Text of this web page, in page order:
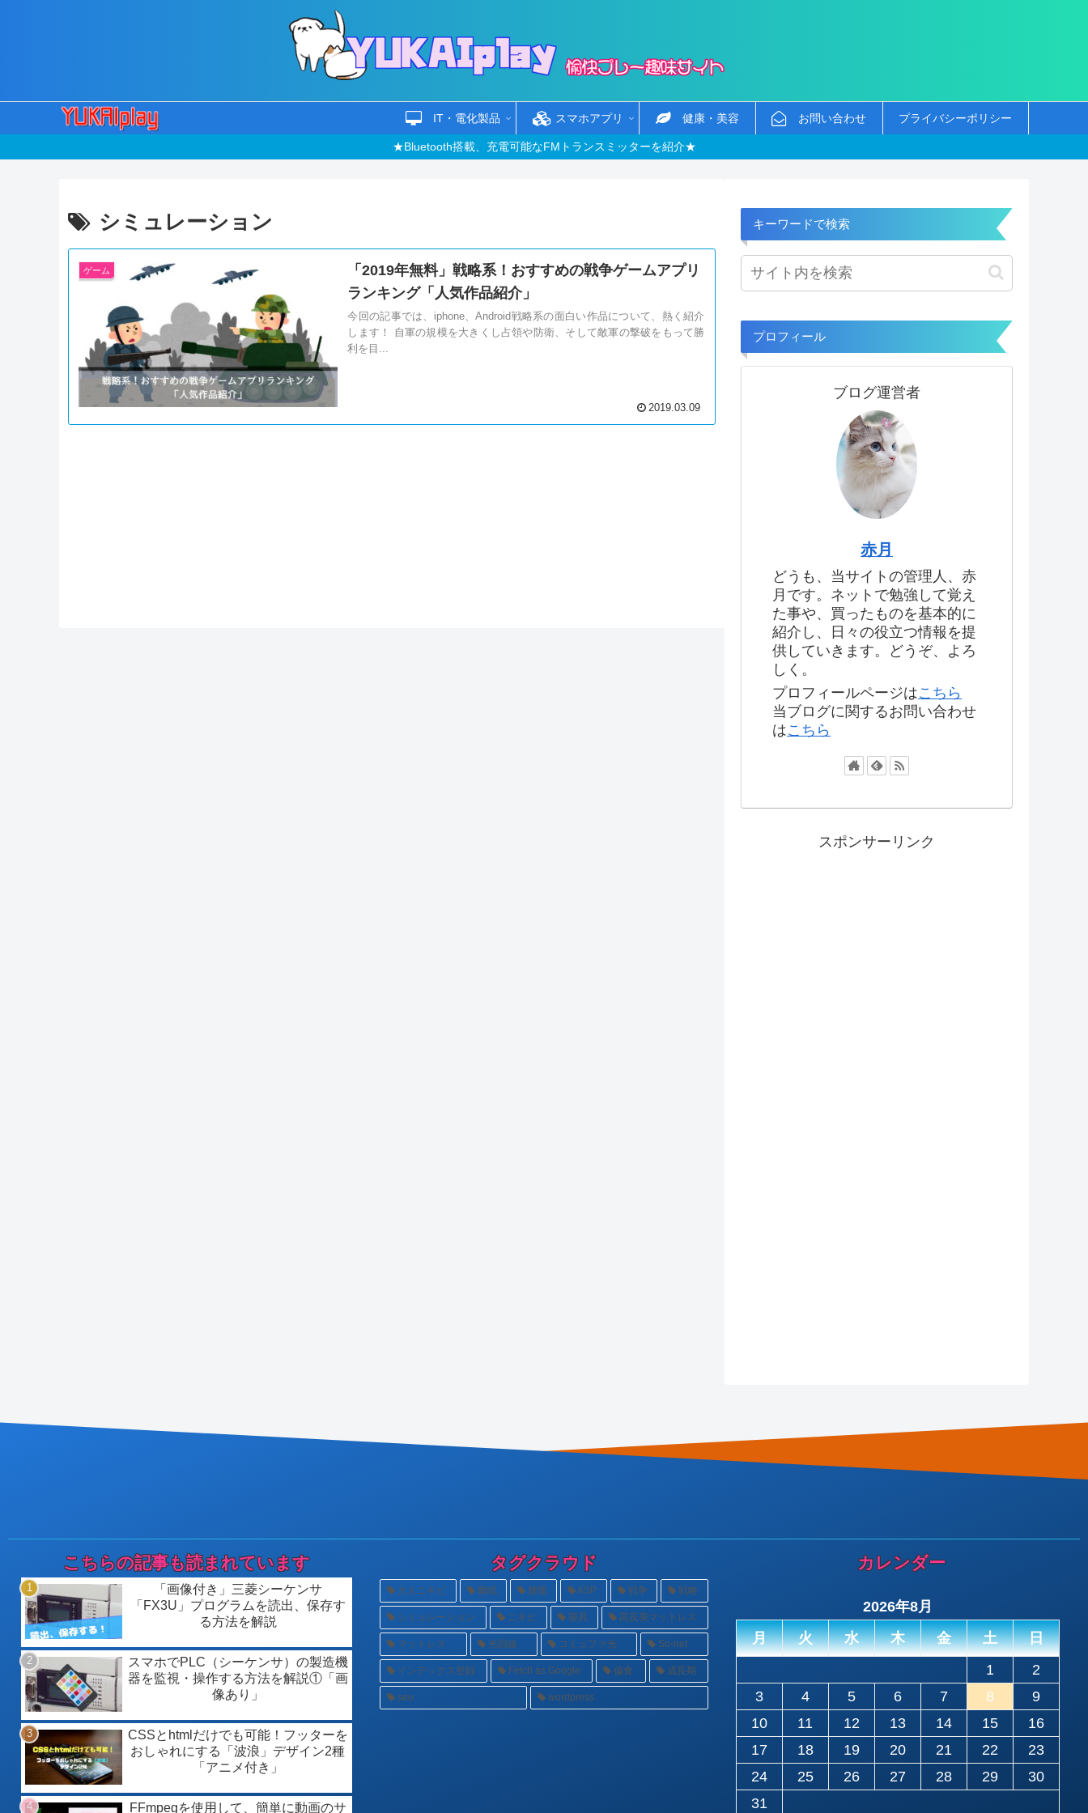
IT・電化製品 スマホアプリ 健康・美容 お問い合わせ プライバシーポリシー
★Bluetooth搭載、充電可能なFMトランスミッターを紹介★
シミュレーション
ゲーム
「2019年無料」戦略系！おすすめの戦争ゲームアプリ
ランキング「人気作品紹介」
今回の記事では、iphone、Android戦略系の面白い作品について、熱く紹介
します！ 自軍の規模を大きくし占領や防衛、そして敵軍の撃破をもって勝
利を目...
2019.03.09
キーワードで検索
プロフィール
ブログ運営者
赤月
どうも、当サイトの管理人、赤
月です。ネットで勉強して覚え
た事や、買ったものを基本的に
紹介し、日々の役立つ情報を提
供していきます。どうぞ、よろ
しく。
プロフィールページはこちら
当ブログに関するお問い合わせ
はこちら
スポンサーリンク
こちらの記事も読まれています
「画像付き」三菱シーケンサ
「FX3U」プログラムを読出、保存す
る方法を解説
スマホでPLC（シーケンサ）の製造機
器を監視・操作する方法を解説①「画
像あり」
CSSとhtmlだけでも可能！フッターを
おしゃれにする「波浪」デザイン2種
「アニメ付き」
FFmpegを使用して、簡単に動画のサ
タグクラウド
大人ニキビ 睡眠 腰痛 ASP 戦争 戦略
シミュレーション ニキビ 寝具 高反発マットレス
マットレス 光回線 コミュファ光 So-net
インデックス登録 Fetch as Google 偏食 成長期
seo wordpress
カレンダー
2026年8月
月
火 水 木 金 土
日
1
2
3
4 5 6 7 8
9
10
11 12 13 14 15
16
17
18 19 20 21 22
23
24
25 26 27 28 29
30
31